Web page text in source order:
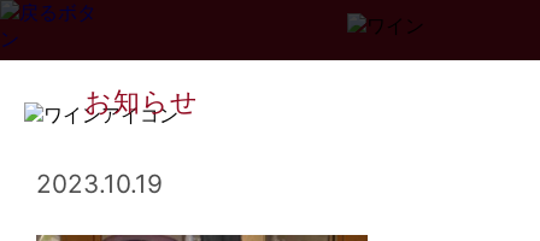
お知らせ
2023.10.19